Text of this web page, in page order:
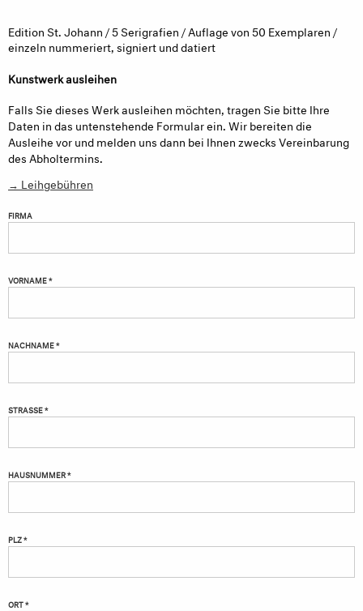
Edition St. Johann / 5 Serigrafien / Auflage von 50 Exemplaren /
einzeln nummeriert, signiert und datiert
Kunstwerk ausleihen
Falls Sie dieses Werk ausleihen möchten, tragen Sie bitte Ihre
Daten in das untenstehende Formular ein. Wir bereiten die
Ausleihe vor und melden uns dann bei Ihnen zwecks Vereinbarung
des Abholtermins.
→ Leihgebühren
FIRMA
VORNAME *
NACHNAME *
STRASSE *
HAUSNUMMER *
PLZ *
ORT *